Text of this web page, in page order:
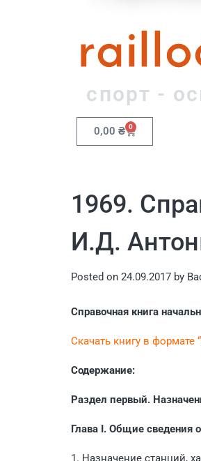
спорт -
0,00 ₴ 0
1969.
И.Д.
Posted on 24.09.2017 by
Справочная книга
Скачать книгу в формате
Содержание:
Раздел первый.
Глава I. Общие сведения
1. Назначение станций,